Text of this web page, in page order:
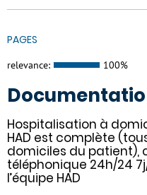
PAGES
relevance: 100%
Hospitalisation à
HAD est complète
domiciles du patient),
téléphonique 24h/24
l’équipe HAD